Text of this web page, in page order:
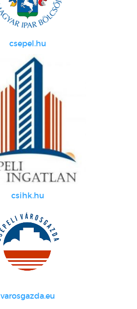
csepel.hu
csihk.hu
varosgazda.eu